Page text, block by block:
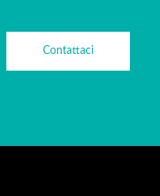
Contattaci